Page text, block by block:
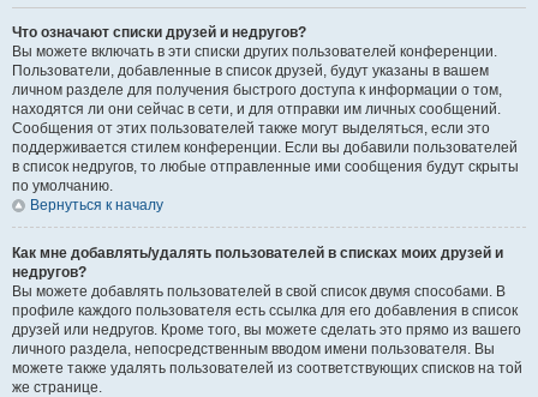
Что означают списки друзей и недругов?
Вы можете включать в эти списки других пользователей конференции.
Пользователи, добавленные в список друзей, будут указаны в вашем
личном разделе для получения быстрого доступа к информации о том,
находятся ли они сейчас в сети, и для отправки им личных сообщений.
Сообщения от этих пользователей также могут выделяться, если это
поддерживается стилем конференции. Если вы добавили пользователей
в список недругов, то любые отправленные ими сообщения будут скрыты
по умолчанию.
Вернуться к началу
Как мне добавлять/удалять пользователей в списках моих друзей и
недругов?
Вы можете добавлять пользователей в свой список двумя способами. В
профиле каждого пользователя есть ссылка для его добавления в список
друзей или недругов. Кроме того, вы можете сделать это прямо из вашего
личного раздела, непосредственным вводом имени пользователя. Вы
можете также удалять пользователей из соответствующих списков на той
же странице.